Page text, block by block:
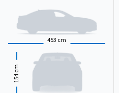
453 cm
154
cm